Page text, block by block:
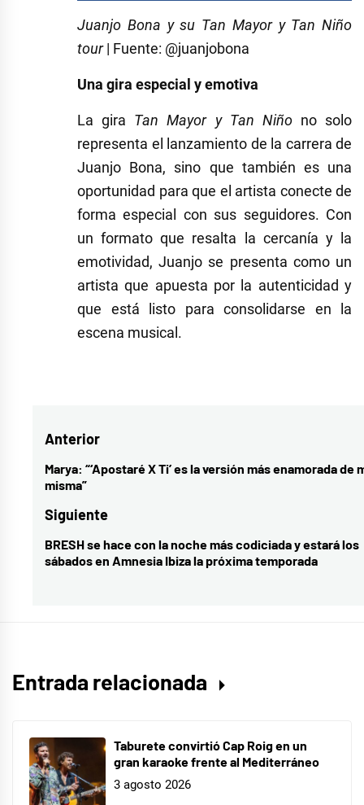
Juanjo Bona y su Tan Mayor y Tan Niño
tour| Fuente: @juanjobona
Una gira especial y emotiva
La gira Tan Mayor y Tan Niñono solo
representa el lanzamiento de la carrera de
Juanjo Bona, sino que también es una
oportunidad para que el artista conecte de
forma especial con sus seguidores. Con
un formato que resalta la cercanía y la
emotividad, Juanjo se presenta como un
artista que apuesta por la autenticidad y
que está listo para consolidarse en la
escena musical.
juanjo
bona
Operación
Triunfo
operaciontriunfo,
tan
Navegación
de
Anterior
Entrada
anterior:
Marya: “‘Apostaré X Ti’ es la versión más enamorada de
misma”
Siguiente
Entrada
siguiente:
BRESH se hace con la noche más codiciada y estará los
sábados en Amnesia Ibiza la próxima temporada
Entrada relacionada
Taburete convirtió Cap Roig en un
gran karaoke frente al Mediterráneo
3 agosto 2026